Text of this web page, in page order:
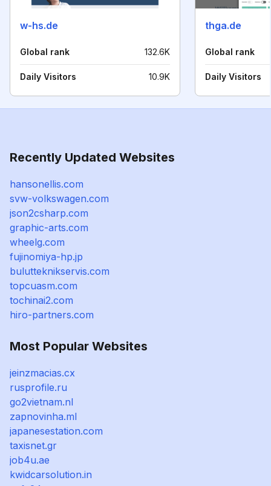
w-hs.de
Global rank 132.6K
Daily Visitors 10.9K
thga.de
Global rank
Daily Visitors
Recently Updated Websites
hansonellis.com
svw-volkswagen.com
json2csharp.com
graphic-arts.com
wheelg.com
fujinomiya-hp.jp
bulutteknikservis.com
topcuasm.com
tochinai2.com
hiro-partners.com
Most Popular Websites
jeinzmacias.cx
rusprofile.ru
go2vietnam.nl
zapnovinha.ml
japanesestation.com
taxisnet.gr
job4u.ae
kwidcarsolution.in